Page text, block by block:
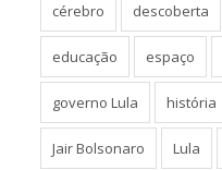
cérebro descoberta
educação espaço
governo Lula história
Jair Bolsonaro Lula